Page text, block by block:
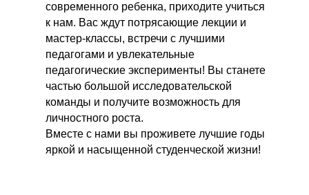
современного ребенка, приходите учиться
к нам. Вас ждут потрясающие лекции и
мастер-классы, встречи с лучшими
педагогами и увлекательные
педагогические эксперименты! Вы станете
частью большой исследовательской
команды и получите возможность для
личностного роста.
Вместе с нами вы проживете лучшие годы
яркой и насыщенной студенческой жизни!